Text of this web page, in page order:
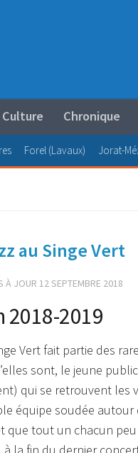
Chronique
Forel (Lavaux) Jorat-
au Singe Vert
À JOUR 12 SEPTEMBRE 2018
2018-2019
Vert fait partie des
sont, le jeune
qui se retrouvent les
équipe soudée autour
que tout un chacun
la fin du dernier